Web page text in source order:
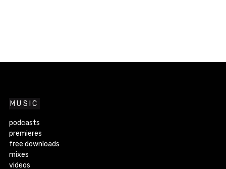
MUSIC
podcasts
premieres
free downloads
mixes
videos